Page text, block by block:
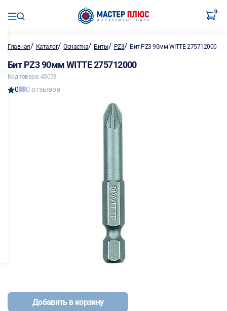
0
Главная/ Каталог/Оснастка/ Биты/ PZ3/ Бит PZ3 90мм WITTE 275712000
Бит PZ3 90мм WITTE 275712000
Код товара: 45078
0 0 отзывов
Добавить в корзину